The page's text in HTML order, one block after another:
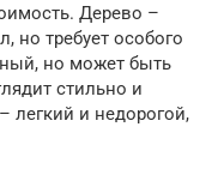
Дерево –
но требует особого
но может быть
стильно и
легкий и недорогой,